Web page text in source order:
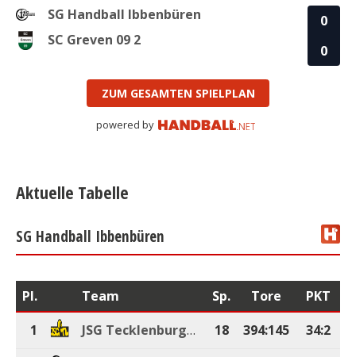
SG Handball Ibbenbüren
SC Greven 09 2
0
0
ZUM GESAMTEN SPIELPLAN
powered by
Aktuelle Tabelle
SG Handball Ibbenbüren
Pl. Team Sp. Tore
PKT
1
JSG Tecklenburger Land 18 394:145 34:2